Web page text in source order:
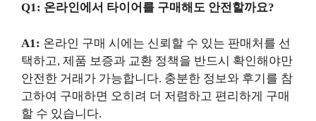
Q1: 온라인에서 타이어를 구매해도 안전할까요?
A1: 온라인 구매 시에는 신뢰할 수 있는 판매처를 선
택하고, 제품 보증과 교환 정책을 반드시 확인해야만
안전한 거래가 가능합니다. 충분한 정보와 후기를 참
고하여 구매하면 오히려 더 저렴하고 편리하게 구매
할 수 있습니다.